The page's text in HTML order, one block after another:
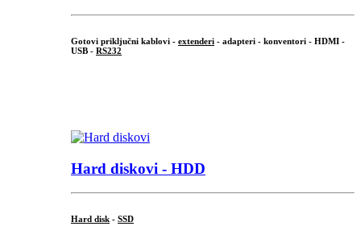
Gotovi priključni kablovi - extenderi - adapteri - konventori - HDMI -
USB - RS232
Hard diskovi - HDD
Hard disk - SSD